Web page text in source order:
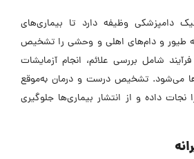
دامپزشکی وظیفه دارد تا بیماری‌های
طیور و دام‌های اهلی و وحشی را تشخیص
شامل بررسی علائم، انجام آزمایشات
می‌شود. تشخیص درست و درمان به‌موقع
نجات داده و از انتشار بیماری‌ها جلوگیری